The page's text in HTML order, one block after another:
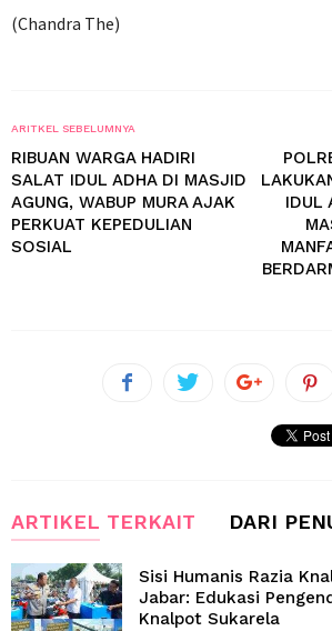
(Chandra The)
ARITKEL SEBELUMNYA
RIBUAN WARGA HADIRI
SALAT IDUL ADHA DI MASJID
AGUNG, WABUP MURA AJAK
PERKUAT KEPEDULIAN
SOSIAL
IDUL
ARTIKEL TERKAIT DARI
Sisi Humanis Razia
Jabar: Edukasi
Knalpot Sukarela